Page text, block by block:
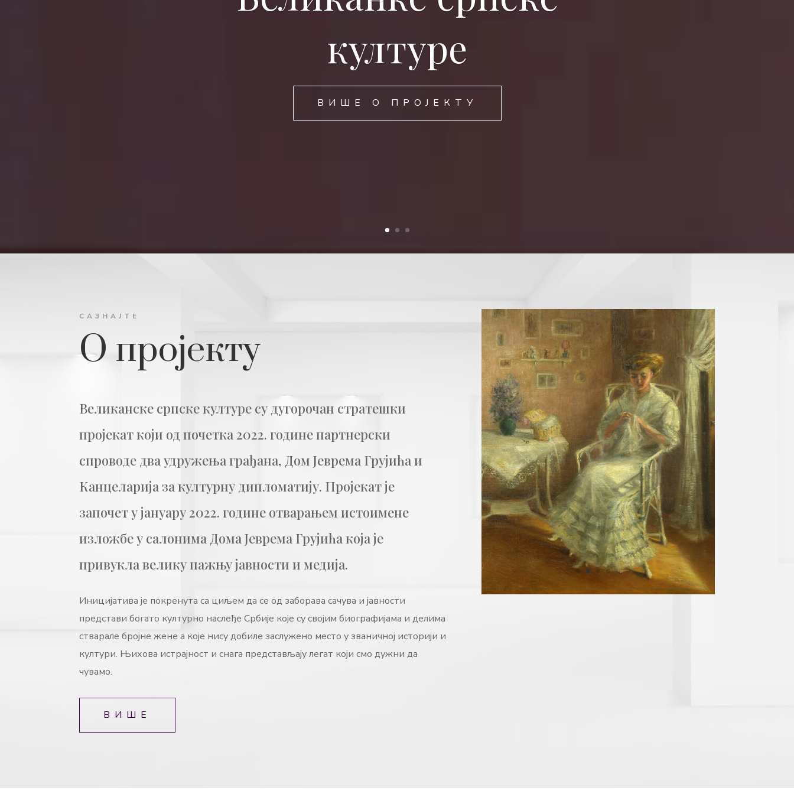
културе
ВИШЕ О ПРОЈЕКТУ
САЗНАЈТЕ
О пројекту
Великанске српске културе су дугорочан стратешки
пројекат који од почетка 2022. године партнерски
спроводе два удружења грађана, Дом Јеврема Грујића и
Канцеларија за културну дипломатију. Пројекат је
започет у јануару 2022. године отварањем истоимене
изложбе у салонима Дома Јеврема Грујића која је
привукла велику пажњу јавности и медија.
Иницијатива је покренута са циљем да се од заборава сачува и јавности
представи богато културно наслеђе Србије које су својим биографијама и делима
стварале бројне жене а које нису добиле заслужено место у званичној историји и
култури. Њихова истрајност и снага представљају легат који смо дужни да
чувамо.
ВИШЕ